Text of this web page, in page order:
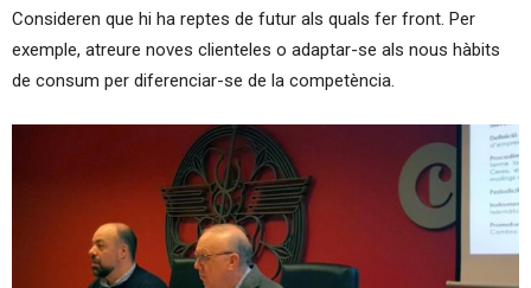
Consideren que hi ha reptes de futur als quals fer front. Per
exemple, atreure noves clienteles o adaptar-se als nous hàbits
de consum per diferenciar-se de la competència.